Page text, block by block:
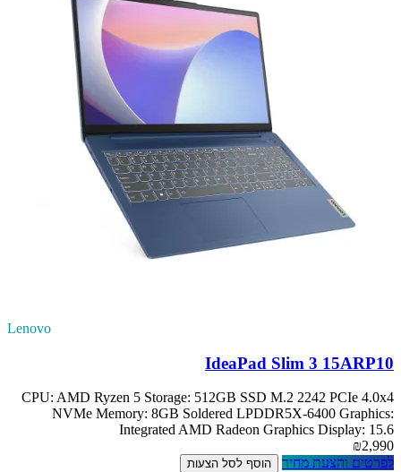
Lenovo
IdeaPad Slim 3 15ARP10
CPU: AMD Ryzen 5 Storage: 512GB SSD M.2 2242 PCIe 4.0x4
NVMe Memory: 8GB Soldered LPDDR5X-6400 Graphics:
Integrated AMD Radeon Graphics Display: 15.6
₪2,990
לפרטים והצעת מחיר
הוסף לסל הצעות